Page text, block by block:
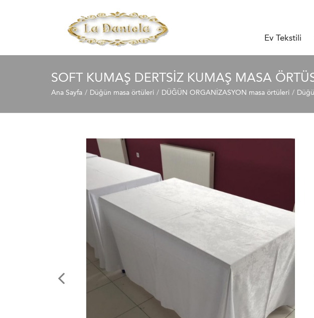
Ev Tekstili
SOFT KUMAŞ DERTSIZ KUMAŞ MASA
Ana Sayfa Düğün masa örtüleri DÜĞÜN ORGANİZASYON masa örtüleri